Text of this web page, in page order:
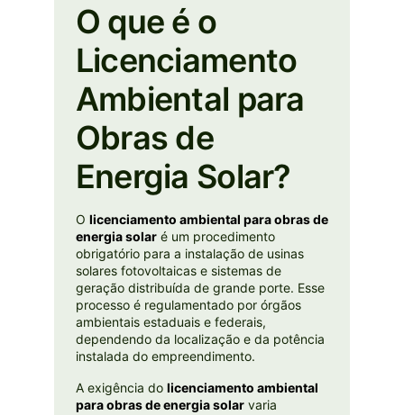
O que é o
Licenciamento
Ambiental para
Obras de
Energia Solar?
O licenciamento ambiental para obras de
energia solaré um procedimento
obrigatório para a instalação de usinas
solares fotovoltaicas e sistemas de
geração distribuída de grande porte. Esse
processo é regulamentado por órgãos
ambientais estaduais e federais,
dependendo da localização e da potência
instalada do empreendimento.
A exigência do licenciamento ambiental
para obras de energia solarvaria